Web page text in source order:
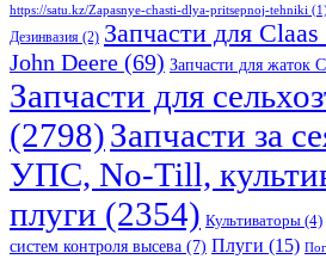
https://satu.kz/Zapasnye-chasti-dlya-pritsepnoj-tehniki
Дезинвазия (2) Запчасти для Claas
John Deere (69) Запчасти для жаток
Запчасти для
(2798)Запчасти за
УПС, No-Till,
плуги (2354) Культиваторы (4)
систем контроля высева (7) Плуги (15)